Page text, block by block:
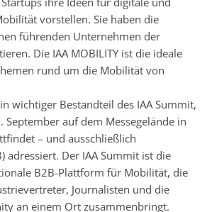
vorstellen. Sie haben die
führenden Unternehmen der
Die IAA MOBILITY ist die ideale
rund um die Mobilität von
wichtiger Bestandteil des IAA Summit,
September auf dem Messegelände in
– und ausschließlich
adressiert. Der IAA Summit ist die
B2B-Plattform für Mobilität, die
Journalisten und die
an einem Ort zusammenbringt.